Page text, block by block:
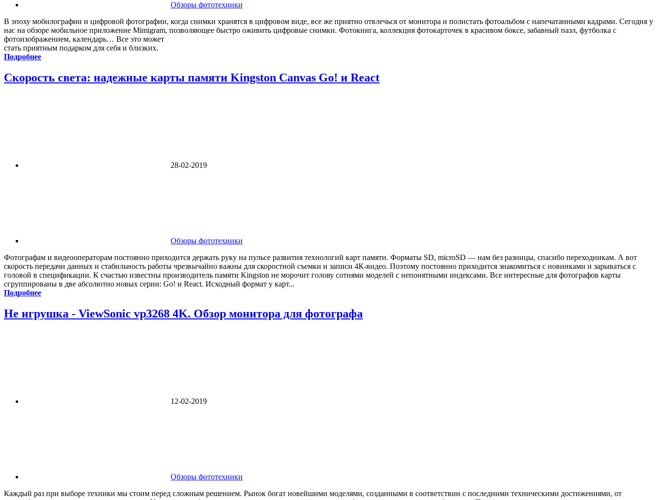
Обзоры фототехники
В эпоху мобилографии и цифровой фотографии, когда снимки хранятся в цифровом виде, все же приятно отвлечься от монитора и полистать фотоальбом с напечатанными кадрами. Сегодня у
нас на обзоре мобильное приложение Mimigram, позволяющее быстро оживить цифровые снимки. Фотокнига, коллекция фотокарточек в красивом боксе, забавный пазл, футболка с
фотоизображением, календарь… Все это может
стать приятным подарком для себя и близких.
Подробнее
Скорость света: надежные карты памяти Kingston Canvas Go! и React
28-02-2019
Обзоры фототехники
Фотографам и видеооператорам постоянно приходится держать руку на пульсе развития технологий карт памяти. Форматы SD, microSD — нам без разницы, спасибо переходникам. А вот
скорость передачи данных и стабильность работы чрезвычайно важны для скоростной съемки и записи 4К-видео. Поэтому постоянно приходится знакомиться с новинками и зарываться с
головой в спецификации. К счастью известны производитель памяти Kingston не морочит голову сотнями моделей с непонятными индексами. Все интересные для фотографов карты
сгруппированы в две абсолютно новых серии: Go! и React. Исходный формат у карт...
Подробнее
Не игрушка - ViewSonic vp3268 4K. Обзор монитора для фотографа
12-02-2019
Обзоры фототехники
Каждый раз при выборе техники мы стоим перед сложным решением. Рынок богат новейшими моделями, созданными в соответствии с последними техническими достижениями, от